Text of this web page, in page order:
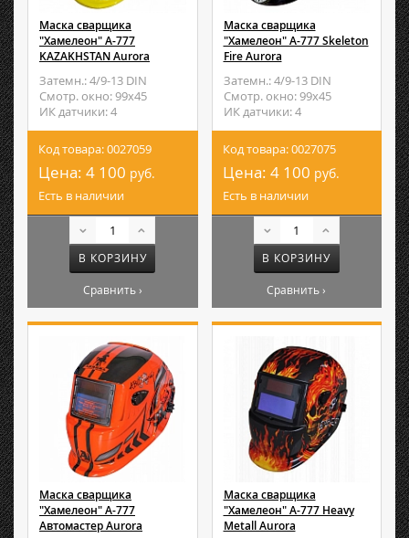
Маска сварщика
"Хамелеон" A-777
KAZAKHSTAN Aurora
Затемн.: 4/9-13 DIN
Смотр. окно: 99х45
ИК датчики: 4
Код товара: 0027059
Цена: 4 100 руб.
Есть в наличии
В КОРЗИНУ
Сравнить ›
Маска сварщика
"Хамелеон" A-777 Skeleton
Fire Aurora
Затемн.: 4/9-13 DIN
Смотр. окно: 99х45
ИК датчики: 4
Код товара: 0027075
Цена: 4 100 руб.
Есть в наличии
В КОРЗИНУ
Сравнить ›
Маска сварщика
"Хамелеон" A-777
Автомастер Aurora
Маска сварщика
"Хамелеон" A-777 Heavy
Metall Aurora